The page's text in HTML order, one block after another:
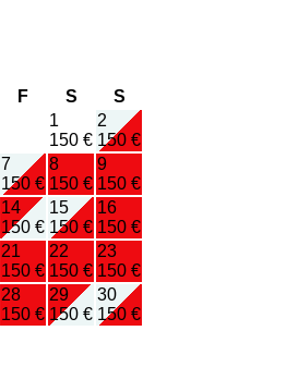
F S
S
1
150 €
2
150 €
7
150 €
8
150 €
9
150 €
14
150 €
15
150 €
16
150 €
21
150 €
22
150 €
23
150 €
28
150 €
29
150 €
30
150 €